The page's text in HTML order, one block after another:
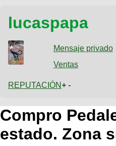
tu foto
Galeria
XC
Bicicletas
Descenso
Dirt
SUBÃ
tu
Ultimos
Fotos
BicicleterÃ­
as
Bicicletas
Tandem
Videos
Cicloturismo
lucaspapa
Mensaje privado
Ventas
REPUTACIÓN + -
Compro
estado. Zona